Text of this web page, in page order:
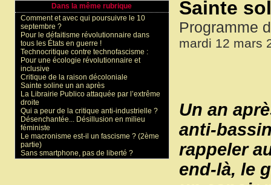
Sainte
Programme
mardi 12 mars
Un an
anti-
rappeler
end-là, le
Dans la même rubrique
Comment et avec qui poursuivre le 10
septembre ?
Pour le défaitisme révolutionnaire dans
tous les États en guerre !
Technocritique contre technofascisme :
Pour une écologie révolutionnaire et
inclusive
Critique de la raison décoloniale
Sainte soline un an après
La Librairie Publico attaquée par l’extrême
droite
Qui a peur de la critique anti-industrielle ?
Désenchantée... Désillusion en milieu
féministe
Le macronisme est-il un fascisme ? (2ème
partie)
Sans smartphone, pas de liberté ?